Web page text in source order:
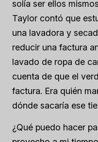
solía ser ellos
Taylor contó que
una lavadora y
reducir una factura
lavado de ropa de
cuenta de que el
factura. Era quién
dónde sacaría ese
¿Qué puedo hacer